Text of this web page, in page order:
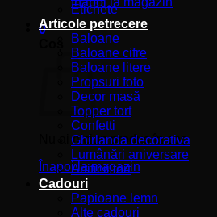
0
Nu ai niciun produs în coș.
Înapoi la magazin
Etichete
Articole petrecere
Baloane
Baloane cifre
Baloane litere
Propsuri foto
Decor masă
Topper tort
Confetti
Ghirlanda decorativa
Lumânări aniversare
Artificii tort
Cadouri
Papioane lemn
Alte cadouri